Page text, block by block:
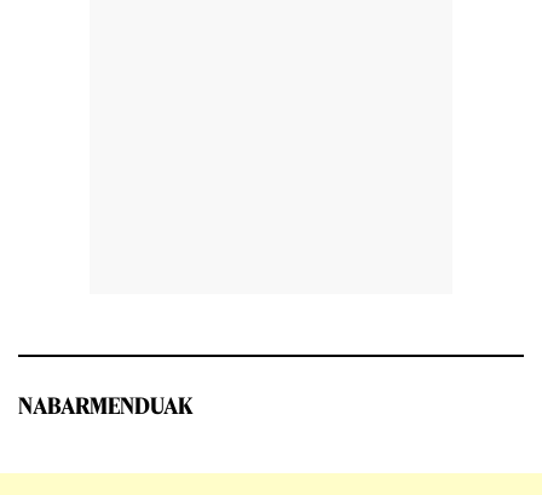
NABARMENDUAK